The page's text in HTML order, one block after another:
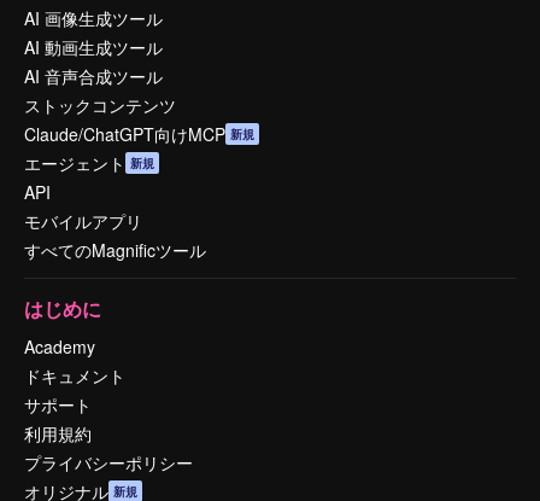
AI 画像生成ツール
AI 動画生成ツール
AI 音声合成ツール
ストックコンテンツ
Claude/ChatGPT向けMCP 新規
エージェント 新規
API
モバイルアプリ
すべてのMagnificツール
はじめに
Academy
ドキュメント
サポート
利用規約
プライバシーポリシー
オリジナル 新規